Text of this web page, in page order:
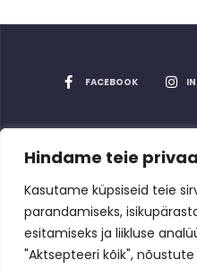
Hindame teie
Kasutame küpsiseid teie
parandamiseks,
esitamiseks ja liikluse
"Aktsepteeri kõik",
FACEBOOK
Rakvere